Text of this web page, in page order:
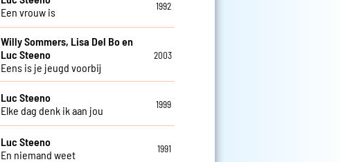
Een vrouw is
1992
Willy Sommers, Lisa Del Bo en
Luc Steeno
Eens is je jeugd voorbij
2003
Luc Steeno
Elke dag denk ik aan jou
1999
Luc Steeno
En niemand weet
1991